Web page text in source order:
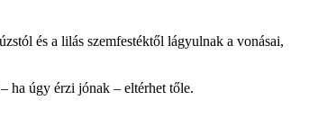
és a lilás szemfestéktől lágyulnak a vonásai,
ha úgy érzi jónak – eltérhet tőle.